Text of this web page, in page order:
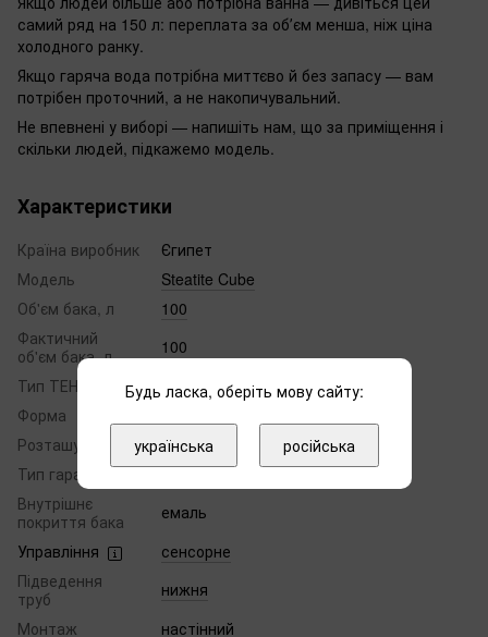
самий ряд на 150 л: переплата за обʼєм менша, ніж ціна
холодного ранку.
Якщо гаряча вода потрібна миттєво й без запасу — вам
потрібен проточний, а не накопичувальний.
Не впевнені у виборі — напишіть нам, що за приміщення і
скільки людей, підкажемо модель.
Характеристики
Країна виробник
Єгипет
Модель
Steatite Cube
Об'єм бака, л
100
Фактичний
об'єм бака, л
100
Тип ТЕНа
сухий
Форма
Розташування
вертикально
Тип гарантії
Виробник
Внутрішнє
покриття бака
емаль
Управління
сенсорне
Підведення
труб
нижня
Монтаж
настінний
Будь ласка, оберіть мову сайту:
українська російська